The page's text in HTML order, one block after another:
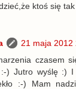
ktoś się
21 maja 2012
czasem
) Jutro wyślę :) I
:-) Mam